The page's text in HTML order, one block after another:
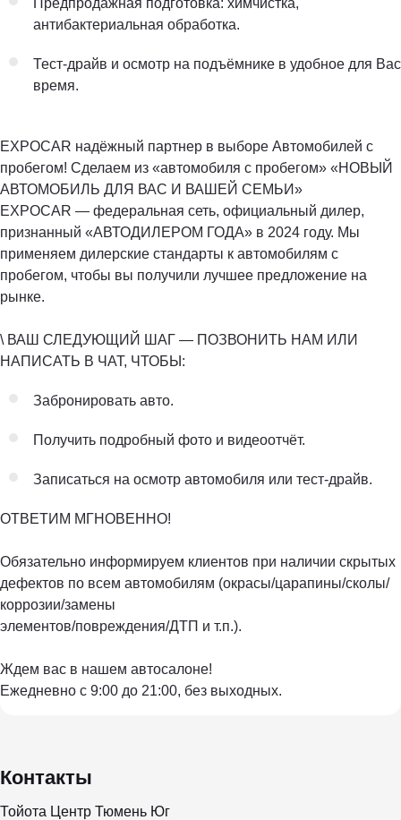
антибактериальная обработка.
Тест-драйв и осмотр на подъёмнике в удобное для Вас
время.
EXPOCAR надёжный партнер в выборе Автомобилей с
пробегом! Сделаем из «автомобиля с пробегом» «НОВЫЙ
АВТОМОБИЛЬ ДЛЯ ВАС И ВАШЕЙ СЕМЬИ»
EXPOCAR — федеральная сеть, официальный дилер,
признанный «АВТОДИЛЕРОМ ГОДА» в 2024 году. Мы
применяем дилерские стандарты к автомобилям с
пробегом, чтобы вы получили лучшее предложение на
рынке.
\ ВАШ СЛЕДУЮЩИЙ ШАГ — ПОЗВОНИТЬ НАМ ИЛИ
НАПИСАТЬ В ЧАТ, ЧТОБЫ:
Забронировать авто.
Получить подробный фото и видеоотчёт.
Записаться на осмотр автомобиля или тест-драйв.
ОТВЕТИМ МГНОВЕННО!
Обязательно информируем клиентов при наличии скрытых
дефектов по всем автомобилям (окрасы/царапины/сколы/
коррозии/замены
элементов/повреждения/ДТП и т.п.).
Ждем вас в нашем автосалоне!
Ежедневно с 9:00 до 21:00, без выходных.
Контакты
Тойота Центр Тюмень Юг